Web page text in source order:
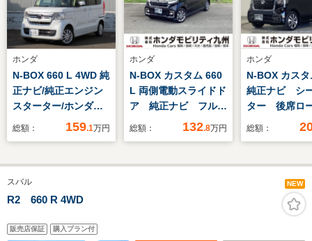
ホンダ
N-BOX 660 L 4WD 純
正ナビ/純正エンジン
スターター/ホンダセ
ンシング/純正ドライ
電動スライドドア/運
転席助手席シートヒー
ター
総額： 159.1万円
ホンダ
N-BOX カスタム 660
L 両側電動スライドド
ア 純正ナビ フルセ
グ ETC シートヒー
総額： 132.8万円
ホンダ
N-BOX カス
純正ナビ シ
ター 後席ロ
シェード
総額：
スバル NEW
R2 660 R 4WD
販売店保証 購入プラン付